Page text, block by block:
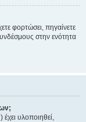
φορτώσει, πηγαίνετε
στην ενότητα
υλοποιηθεί,